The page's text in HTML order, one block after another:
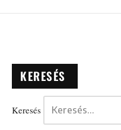
KERESÉS
Keresés